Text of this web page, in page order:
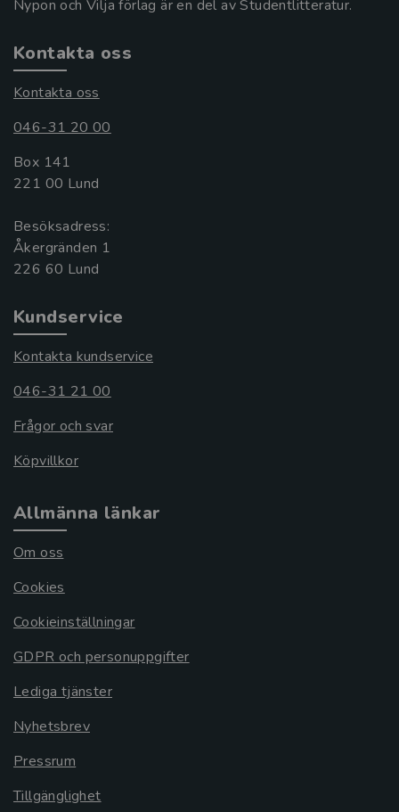
Nypon och Vilja förlag är en del av Studentlitteratur.
Kontakta oss
Kontakta oss
046-31 20 00
Box 141
221 00 Lund
Besöksadress:
Åkergränden 1
Kundservice
Kontakta kundservice
046-31 21 00
Frågor och svar
Köpvillkor
Allmänna länkar
Om oss
Cookies
Cookieinställningar
GDPR och personuppgifter
Lediga tjänster
Nyhetsbrev
Pressrum
Tillgänglighet